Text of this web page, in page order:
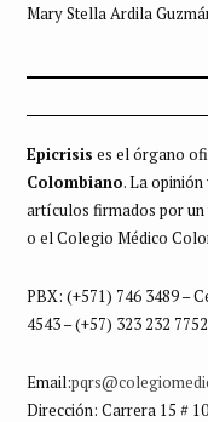
Mary Stella Ardila
Epicrisis es el órgano
Colombiano. La
artículos firmados por un
o el Colegio Médico
PBX: (+571) 746 3489 –
4543 – (+57) 323 232
Email:
Dirección: Carrera 15 #